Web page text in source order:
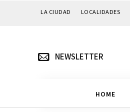
LA CIUDAD LOCALIDADES
NEWSLETTER
HOME